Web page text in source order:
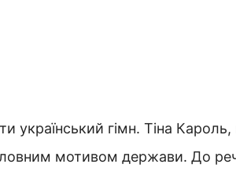
український гімн. Тіна
мотивом держави. До